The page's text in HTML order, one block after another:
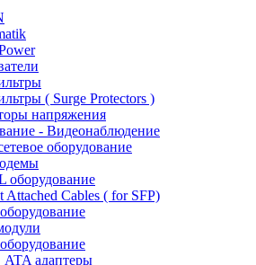
( Surge Protectors )
напряжения
- Видеонаблюдение
оборудование
оборудование
Attached Cables ( for SFP)
ATA адаптеры